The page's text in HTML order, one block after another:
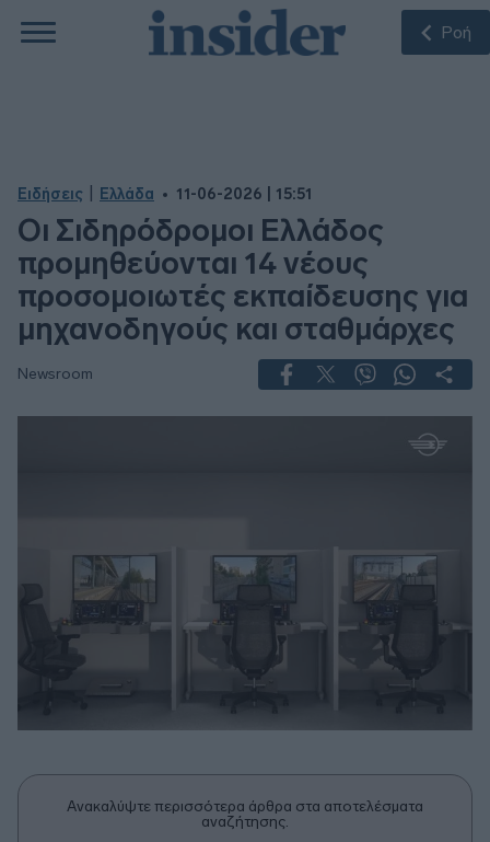
Ροή
Ειδήσεις Ελλάδα 11-06-2026 | 15:51
Οι Σιδηρόδρομοι Ελλάδος
προμηθεύονται 14 νέους
προσομοιωτές εκπαίδευσης για
μηχανοδηγούς και σταθμάρχες
Newsroom
Ανακαλύψτε περισσότερα άρθρα στα αποτελέσματα
αναζήτησης.